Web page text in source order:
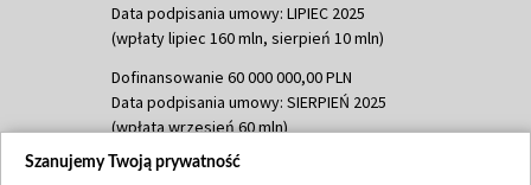
Data podpisania umowy: LIPIEC 2025
(wpłaty lipiec 160 mln, sierpień 10 mln)
Dofinansowanie 60 000 000,00 PLN
Data podpisania umowy: SIERPIEŃ 2025
(wpłata wrzesień 60 mln)
Dofinansowanie 635 783 051,21 PLN
Szanujemy Twoją prywatność